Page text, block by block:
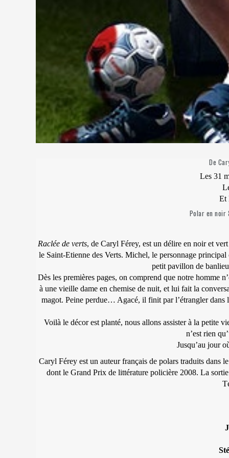
De
Les 31
Et
Polar en noir
Raclée de verts, de Caryl Férey, est un délire en noir et
le Saint-Etienne des Verts. Michel, le personnage
petit pavillon de
Dès les premières pages, on comprend que notre homme
à une vieille dame en chemise de nuit, et lui fait la
magot. Peine perdue… Agacé, il finit par l’étrangler dans
Voilà le décor est planté, nous allons assister à la petite
n’est rien
Jusqu’au jour
Caryl Férey est un auteur français de polars traduits dans
dont le Grand Prix de littérature policière 2008. La